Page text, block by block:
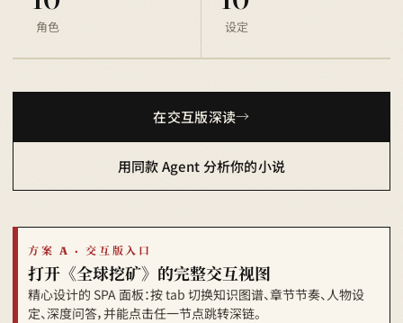
角色 设定
在交互版深读
用同款 Agent 分析你的小说
方案 A · 交互版入口
打开《全球挖矿》的完整交互视图
精心设计的 SPA 面板：按 tab 切换知识图谱、章节节奏、人物设
定、深度问答，并能点击任一节点跳转深链。